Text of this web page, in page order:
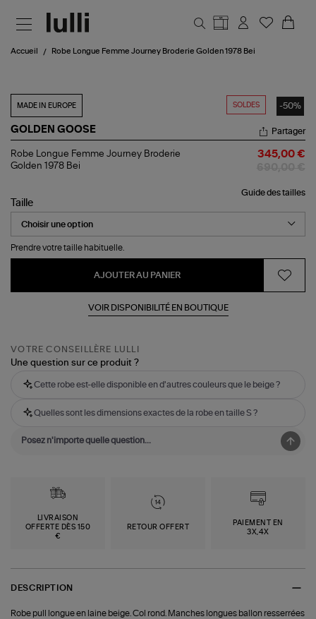
Accueil Robe Longue Femme Journey Broderie Golden 1978 Bei
SOLDES -50%
MADE IN EUROPE
GOLDEN GOOSE
Robe
Longue
Broderie
Golden
1978
Bei
Partager
Robe Longue Femme Journey Broderie
Golden 1978 Bei
345,00 €
Guide des tailles
Taille
Prendre votre taille habituelle.
AJOUTER AU PANIER
VOIR DISPONIBILITÉ EN BOUTIQUE
VOTRE CONSEILLÈRE LULLI
Une question sur ce produit ?
Cette robe est-elle disponible en d'autres couleurs que le beige ?
Quelles sont les dimensions exactes de la robe en taille S ?
LIVRAISON
OFFERTE DÈS 150
€
RETOUR OFFERT
PAIEMENT EN
3X,4X
DESCRIPTION
Robe pull longue en laine beige. Col rond. Manches longues ballon resserrées